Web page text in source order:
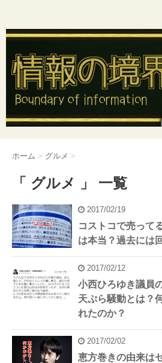
ホーム > グルメ >
「 グルメ 」 一覧
2017/02/19
コストコで売って
は本当？過去には
2017/02/12
小西ひろゆき議員
天ぷら騒動とは？
れたのか？
2017/02/02
恵方巻きの由来は